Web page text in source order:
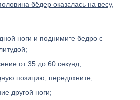
бёдер оказалась на весу,
ноги и поднимите бедро с
от 35 до 60 секунд;
позицию, передохните;
другой ноги;